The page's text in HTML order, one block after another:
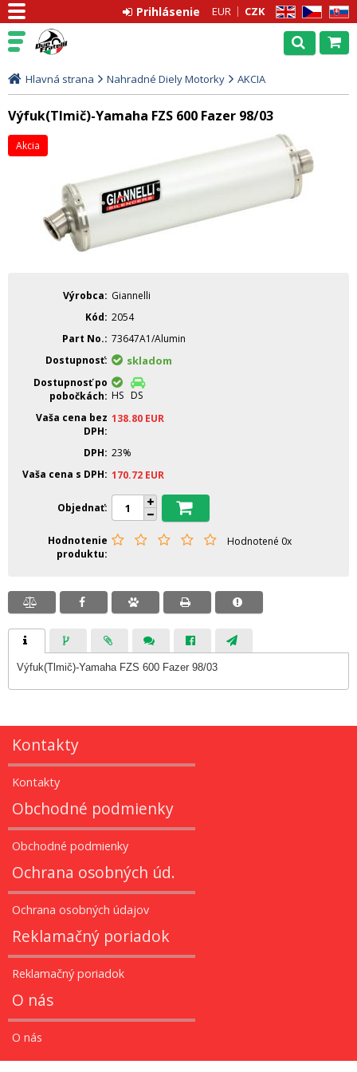
EN CZ SK
EUR CZK
Prihlásenie
Hlavná strana Nahradné Diely Motorky AKCIA
Výfuk(Tlmič)-Yamaha FZS 600 Fazer 98/03
Akcia
Výrobca
Giannelli
Kód 2054
Part No. 73647A1/Alumin
Dostupnosť
skladom
Dostupnosť po
pobočkách
HS DS
Vaša cena bez
DPH
138.80 EUR
DPH 23%
Vaša cena s DPH 170.72 EUR
Objednať
Hodnotenie
produktu
Hodnotené 0x
Výfuk(Tlmič)-Yamaha FZS 600 Fazer 98/03
Kontakty
Kontakty
Obchodné podmienky
Obchodné podmienky
Ochrana osobných úd.
Ochrana osobných údajov
Reklamačný poriadok
Reklamačný poriadok
O nás
O nás